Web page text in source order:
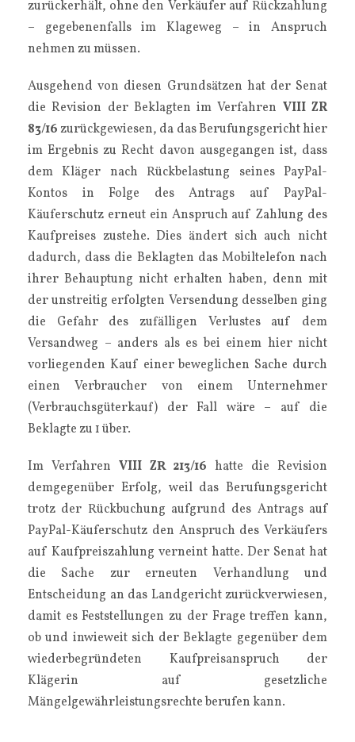
zurückerhält, ohne den Verkäufer auf Rückzahlung
– gegebenenfalls im Klageweg – in Anspruch
nehmen zu müssen.
Ausgehend von diesen Grundsätzen hat der Senat
die Revision der Beklagten im Verfahren VIII ZR
83/16zurückgewiesen, da das Berufungsgericht hier
im Ergebnis zu Recht davon ausgegangen ist, dass
dem Kläger nach Rückbelastung seines PayPal-
Kontos in Folge des Antrags auf PayPal-
Käuferschutz erneut ein Anspruch auf Zahlung des
Kaufpreises zustehe. Dies ändert sich auch nicht
dadurch, dass die Beklagten das Mobiltelefon nach
ihrer Behauptung nicht erhalten haben, denn mit
der unstreitig erfolgten Versendung desselben ging
die Gefahr des zufälligen Verlustes auf dem
Versandweg – anders als es bei einem hier nicht
vorliegenden Kauf einer beweglichen Sache durch
einen Verbraucher von einem Unternehmer
(Verbrauchsgüterkauf) der Fall wäre – auf die
Beklagte zu 1 über.
Im Verfahren VIII ZR 213/16 hatte die Revision
demgegenüber Erfolg, weil das Berufungsgericht
trotz der Rückbuchung aufgrund des Antrags auf
PayPal-Käuferschutz den Anspruch des Verkäufers
auf Kaufpreiszahlung verneint hatte. Der Senat hat
die Sache zur erneuten Verhandlung und
Entscheidung an das Landgericht zurückverwiesen,
damit es Feststellungen zu der Frage treffen kann,
ob und inwieweit sich der Beklagte gegenüber dem
wiederbegründeten Kaufpreisanspruch der
Klägerin auf gesetzliche
Mängelgewährleistungsrechte berufen kann.